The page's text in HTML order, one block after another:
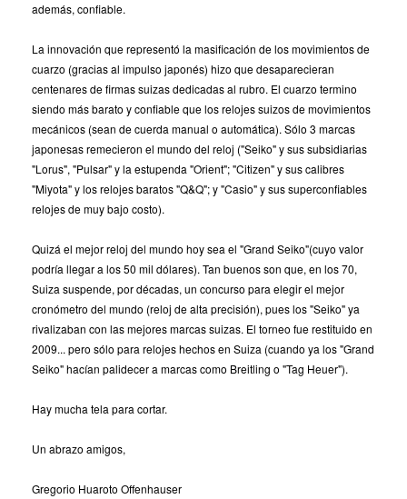
además, confiable.
La innovación que representó la masificación de los movimientos de
cuarzo (gracias al impulso japonés) hizo que desaparecieran
centenares de firmas suizas dedicadas al rubro. El cuarzo termino
siendo más barato y confiable que los relojes suizos de movimientos
mecánicos (sean de cuerda manual o automática). Sólo 3 marcas
japonesas remecieron el mundo del reloj ("Seiko" y sus subsidiarias
"Lorus", "Pulsar" y la estupenda "Orient"; "Citizen" y sus calibres
"Miyota" y los relojes baratos "Q&Q"; y "Casio" y sus superconfiables
relojes de muy bajo costo).
Quizá el mejor reloj del mundo hoy sea el "Grand Seiko"(cuyo valor
podría llegar a los 50 mil dólares). Tan buenos son que, en los 70,
Suiza suspende, por décadas, un concurso para elegir el mejor
cronómetro del mundo (reloj de alta precisión), pues los "Seiko" ya
rivalizaban con las mejores marcas suizas. El torneo fue restituido en
2009... pero sólo para relojes hechos en Suiza (cuando ya los "Grand
Seiko" hacían palidecer a marcas como Breitling o "Tag Heuer").
Hay mucha tela para cortar.
Un abrazo amigos,
Gregorio Huaroto Offenhauser